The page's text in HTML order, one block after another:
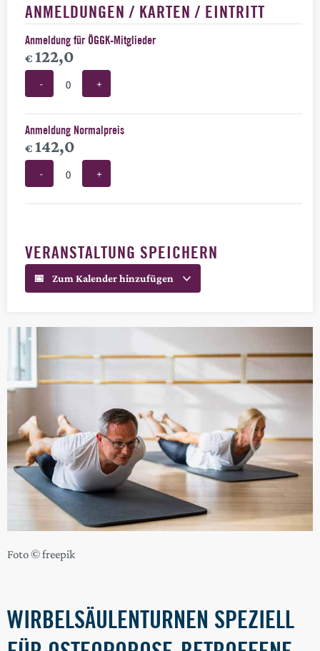
ANMELDUNGEN / KARTEN / EINTRITT
Anmeldung für ÖGGK-Mitglieder
€ 122,0
-
Anzahl
+
Anmeldung Normalpreis
€ 142,0
-
Anzahl
+
VERANSTALTUNG SPEICHERN
Zum Kalender hinzufügen
Foto © freepik
WIRBELSÄULENTURNEN SPEZIELL